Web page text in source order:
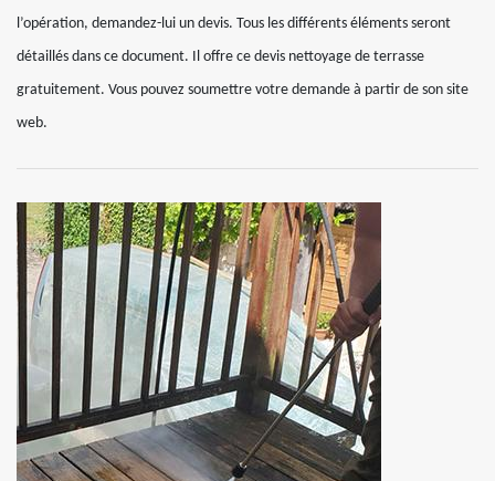
l’opération, demandez-lui un devis. Tous les différents éléments seront
détaillés dans ce document. Il offre ce devis nettoyage de terrasse
gratuitement. Vous pouvez soumettre votre demande à partir de son site
web.